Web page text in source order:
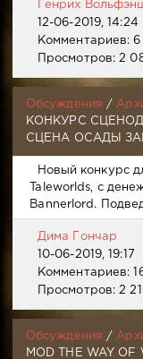
Генрих
12-06-2019, 14:24
Комментариев: 6
Просмотров: 2
Обсуждения /
КОНКУРС
СЦЕНА ОСАДЫ
Новый конкурс
Taleworlds, с
Bannerlord.
Дима Гончар
10-06-2019, 19:17
Комментариев:
Просмотров: 2
Обсуждения /
MOD THE WAY OF